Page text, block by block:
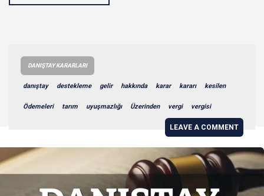
DANIŞTAY KARARLARI
danıştay destekleme gelir hakkında karar kararı kesilen
Ödemeleri tarım uyuşmazlığı Üzerinden vergi vergisi
LEAVE A COMMENT